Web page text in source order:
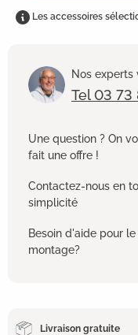
Les accessoires
Nos experts
Tel 03 73
Une question ? On
fait une offre !
Contactez-nous en
simplicité
Besoin d'aide pour le
montage?
Livraison gratuite